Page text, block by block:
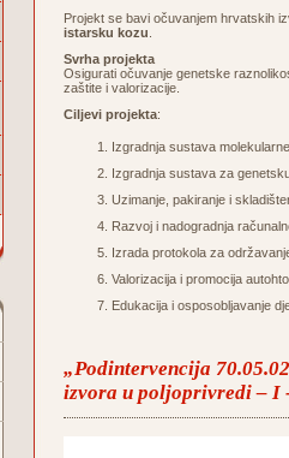
Projekt se bavi očuvanjem hrvatskih
istarsku kozu
Svrha projekta
Osigurati očuvanje genetske
zaštite i valorizacije.
Ciljevi projekta:
Izgradnja sustava
Izgradnja sustava za
Uzimanje, pakiranje i
Razvoj i nadogradnja
Izrada protokola za
Valorizacija i promocija
Edukacija i osposobljavanje
„Podintervencija
izvora u poljoprivredi – I